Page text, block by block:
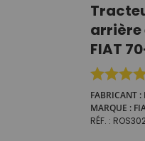
arrière
FIAT
FABRICANT
MARQUE
RÉF.